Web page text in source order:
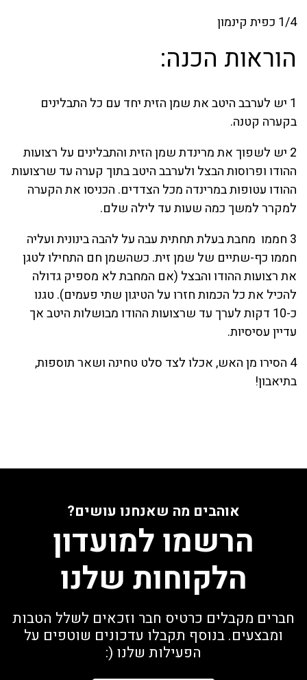
1/4 כפית קינמון
הוראות הכנה:
1 יש לערבב היטב את שמן הזית יחד עם כל התבלינים
בקערה קטנה.
2 יש לשפוך את מרינדת שמן הזית והתבלינים על רצועות
ההודו ופרוסות הבצל ולערבב היטב בתוך קערה עד שרצועות
ההודו עטופות במרינדה מכל הצדדים. הכניסו את הקערה
למקרר למשך כמה שעות עד לילה שלם.
3 חממו מחבת בעלת תחתית עבה על להבה בינונית ועליה
חממו כף-שתיים של שמן זית. כשהשמן חם התחילו לטגן
את רצועות ההודו והבצל (אם המחבת לא מספיק גדולה
להכיל את כל הכמות חזרו על הטיגון שתי פעמים). טגנו
כ-10 דקות לערך עד שרצועות ההודו מבושלות היטב אך
עדיין עסיסיות.
4 הסירו מן האש, אכלו לצד סלט טחינה ושאר תוספות,
בתיאבון!
אוהבים מה שאנחנו עושים?
הרשמו למועדון
הלקוחות שלנו
חברים מקבלים כרטיס חבר וזכאים לשלל הטבות
ומבצעים. בנוסף תקבלו עדכונים שוטפים על
הפעילות שלנו (: